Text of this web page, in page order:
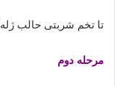
تا تخم شربتی حالب
مرحله دوم